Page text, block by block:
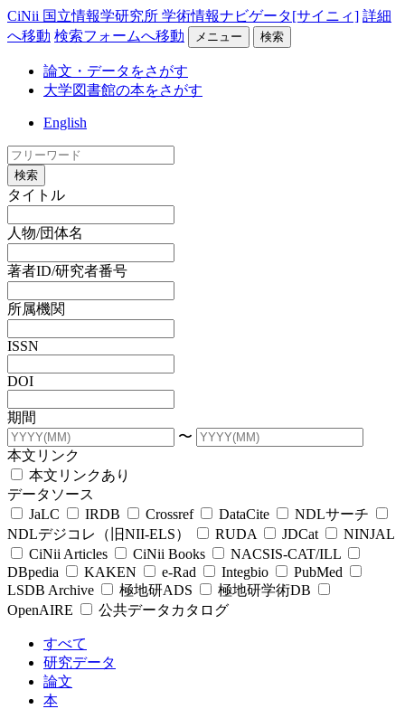
CiNii 国立情報学研究所 学術情報ナビゲータ[サイニィ] 詳細
へ移動 検索フォームへ移動 メニュー 検索
論文・データをさがす
大学図書館の本をさがす
English
検索
タイトル
人物/団体名
著者ID/研究者番号
所属機関
ISSN
DOI
期間
〜
本文リンク
本文リンクあり
データソース
JaLC
IRDB Crossref DataCite
NDLサーチ
NDLデジコレ（旧NII-ELS）
RUDA JDCat
NINJAL
CiNii Articles
CiNii Books
NACSIS-CAT/ILL
DBpedia
KAKEN e-Rad Integbio
PubMed
LSDB Archive
極地研ADS
極地研学術DB
OpenAIRE
公共データカタログ
すべて
研究データ
論文
本